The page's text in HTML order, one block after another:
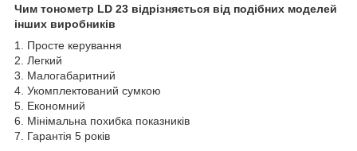
Чим тонометр LD 23 відрізняється від подібних моделей
інших виробників
1. Просте керування
2. Легкий
3. Малогабаритний
4. Укомплектований сумкою
5. Економний
6. Мінімальна похибка показників
7. Гарантія 5 років